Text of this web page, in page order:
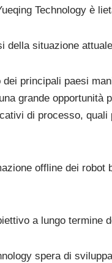
Technology è
della situazione
dei principali paesi
grande opportunità
di processo,
offline dei
a lungo termine
spera di